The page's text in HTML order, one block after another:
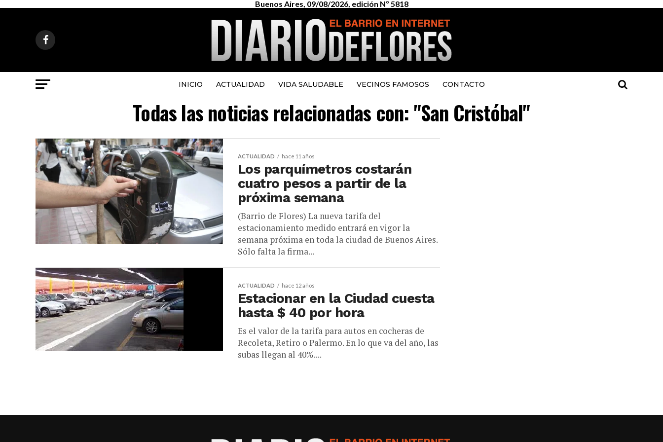
Buenos Aires, 09/08/2026, edición Nº 5818
INICIO ACTUALIDAD VIDA SALUDABLE VECINOS FAMOSOS CONTACTO
Todas las noticias relacionadas con: "San Cristóbal"
ACTUALIDAD hace 11 años
Los parquímetros costarán
cuatro pesos a partir de la
próxima semana
(Barrio de Flores) La nueva tarifa del
estacionamiento medido entrará en vigor la
semana próxima en toda la ciudad de Buenos Aires.
Sólo falta la firma...
ACTUALIDAD hace 12 años
Estacionar en la Ciudad cuesta
hasta $ 40 por hora
Es el valor de la tarifa para autos en cocheras de
Recoleta, Retiro o Palermo. En lo que va del año, las
subas llegan al 40%....